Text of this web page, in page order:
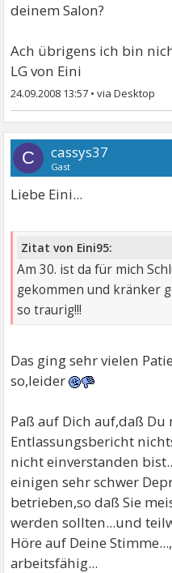
deinem Salon?
Ach übrigens ich bin
LG von Eini
24.09.2008 13:57 •
C cassys37
Gast
Liebe Eini...
Zitat von Eini95:
Am 30. ist da für mich
gekommen und kränker
so traurig!!!
Das ging sehr vielen
so,leider
Paß auf Dich auf,daß
Entlassungsbericht
nicht einverstanden
einigen sehr schwer
betrieben,so daß Sie
werden sollten...und
Höre auf Deine
arbeitsfähig...